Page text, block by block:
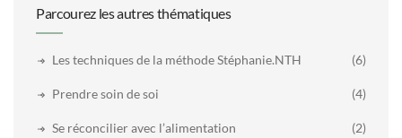
Parcourez les autres thématiques
Les techniques de la méthode Stéphanie.NTH (6)
Prendre soin de soi (4)
Se réconcilier avec l’alimentation (2)